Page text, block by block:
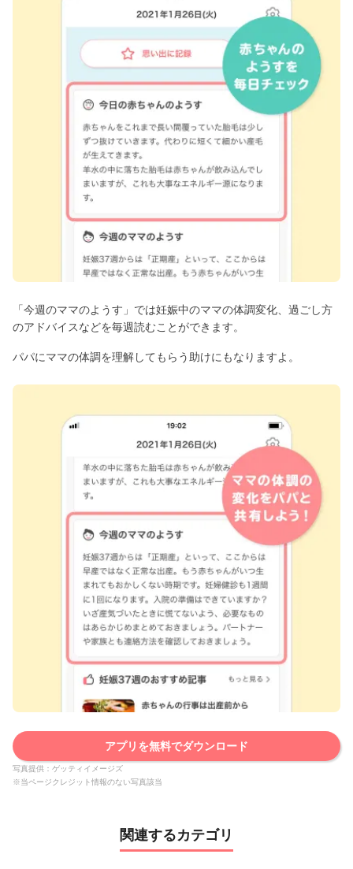
「今週のママのようす」では妊娠中のママの体調変化、過ごし方
のアドバイスなどを毎週読むことができます。
パパにママの体調を理解してもらう助けにもなりますよ。
アプリを無料でダウンロード
写真提供：ゲッティイメージズ
※当ページクレジット情報のない写真該当
関連するカテゴリ